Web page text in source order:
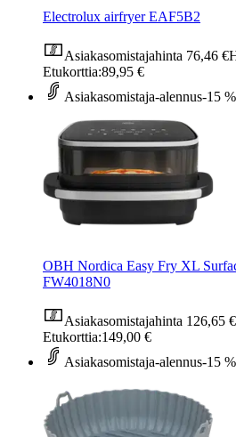
Electrolux airfryer EAF5B2
Asiakasomistajahinta 76,46 €
Etukorttia:89,95 €
Asiakasomistaja-alennus-15 %
OBH Nordica Easy Fry XL
FW4018N0
Asiakasomistajahinta 126,65 €
Etukorttia:149,00 €
Asiakasomistaja-alennus-15 %